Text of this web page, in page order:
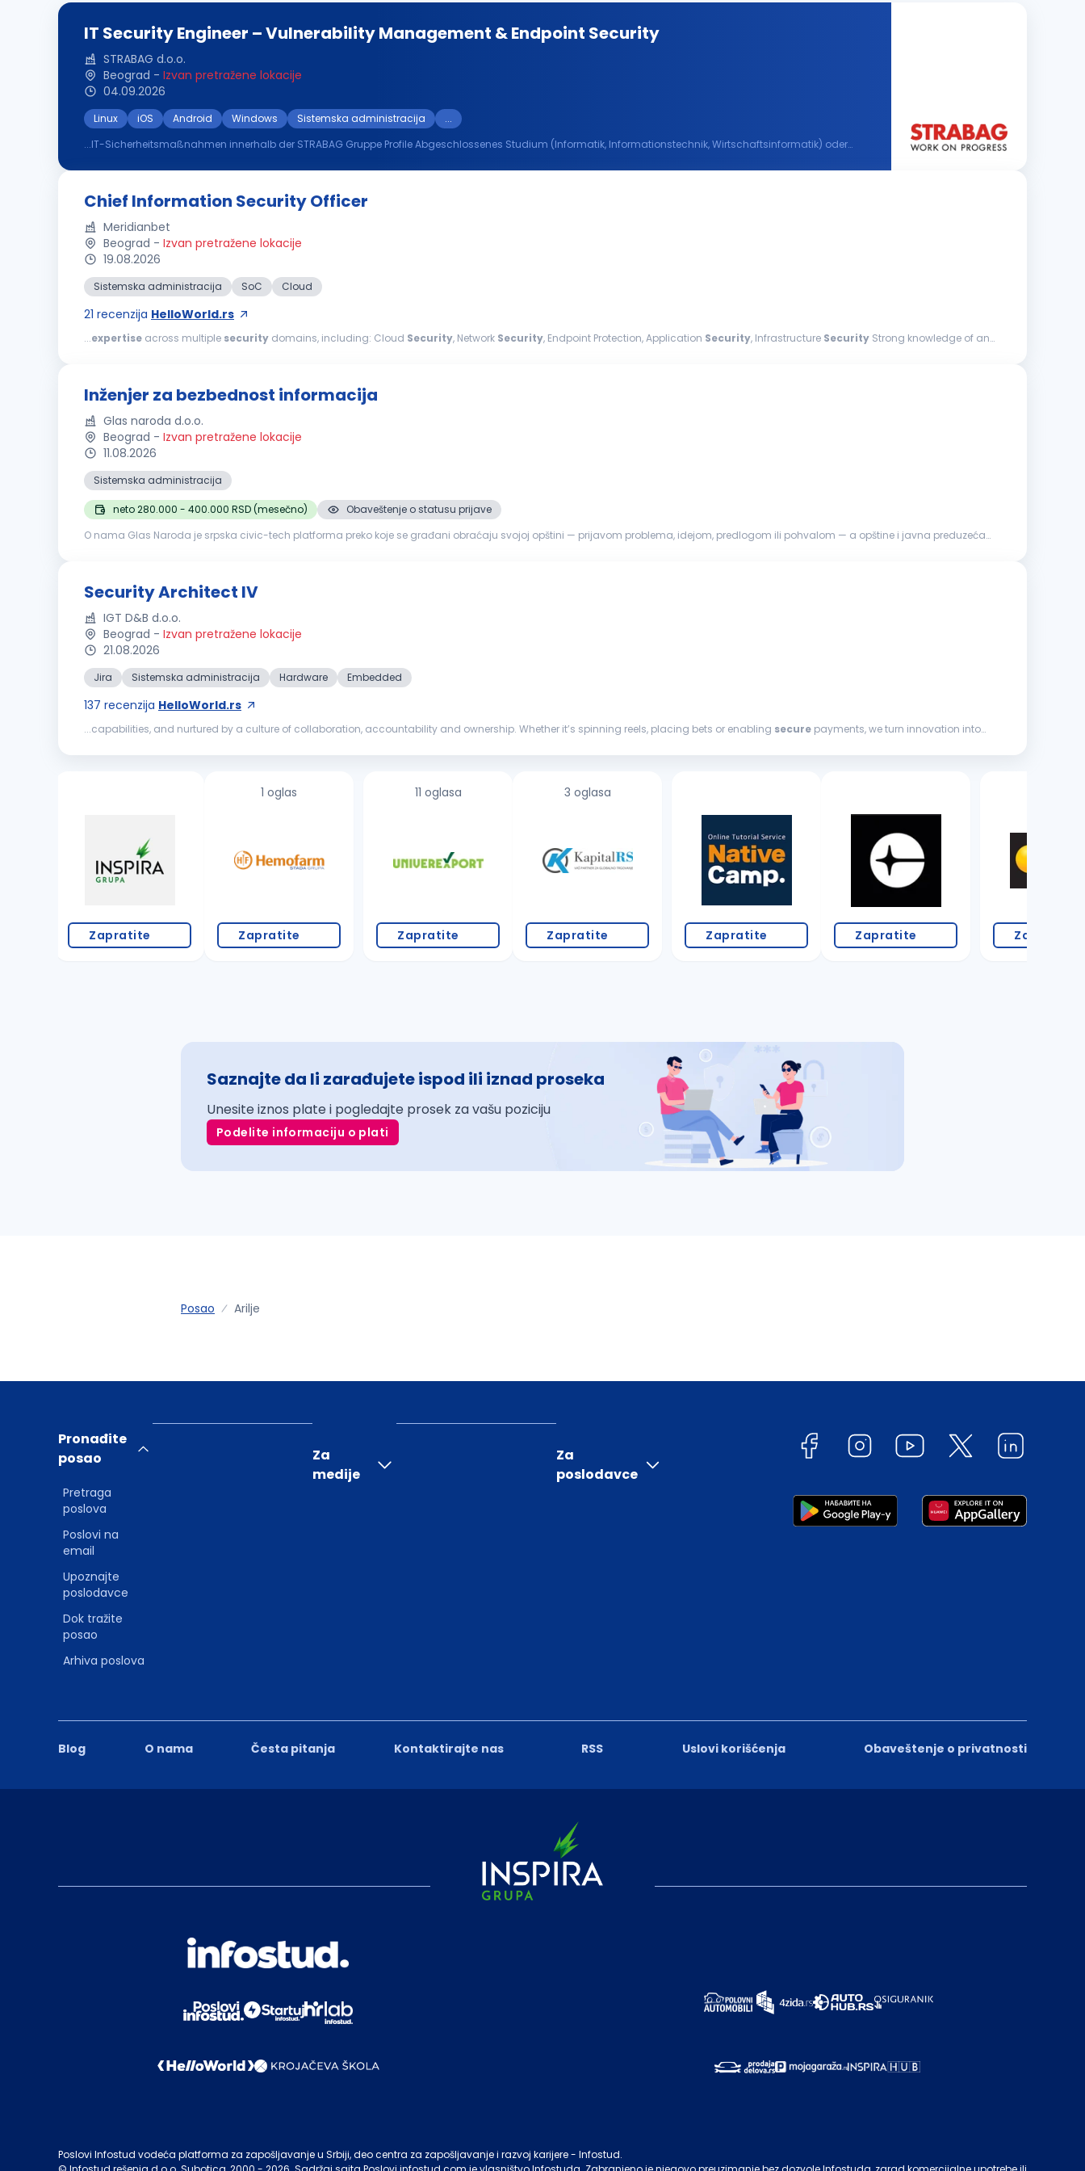
IT Security Engineer – Vulnerability Management & Endpoint Security
STRABAG d.o.o.
Beograd - Izvan pretražene lokacije
04.09.2026
Linux iOS Android Windows Sistemska administracija
...
...IT-Sicherheitsmaßnahmen innerhalb der STRABAG Gruppe Profile Abgeschlossenes Studium (Informatik, Informationstechnik, Wirtschaftsinformatik) oder
Chief Information Security Officer
Meridianbet
Beograd - Izvan pretražene lokacije
19.08.2026
Sistemska administracija SoC Cloud
21 recenzija HelloWorld.rs
...expertise across multiple security domains, including: Cloud Security, Network Security, Endpoint Protection, Application Security, Infrastructure Security Strong knowledge of and
Inženjer za bezbednost informacija
Glas naroda d.o.o.
Beograd - Izvan pretražene lokacije
11.08.2026
Sistemska administracija
neto 280.000 - 400.000 RSD (mesečno)
Obaveštenje o statusu prijave
O nama Glas Naroda je srpska civic-tech platforma preko koje se građani obraćaju svojoj opštini — prijavom problema, idejom, predlogom ili pohvalom — a opštine i javna preduzeća
Security Architect IV
IGT D&B d.o.o.
Beograd - Izvan pretražene lokacije
21.08.2026
Jira Sistemska administracija Hardware Embedded
137 recenzija HelloWorld.rs
...capabilities, and nurtured by a culture of collaboration, accountability and ownership. Whether it’s spinning reels, placing bets or enabling secure payments, we turn innovation into
Zapratite
1 oglas
Zapratite
11 oglasa
Zapratite
3 oglasa
Zapratite Zapratite Zapratite Zapratite
Saznajte da li zarađujete ispod ili iznad proseka
Unesite iznos plate i pogledajte prosek za vašu poziciju
Podelite informaciju o plati
Posao Arilje
Blog O nama Česta pitanja Kontaktirajte nas RSS Uslovi korišćenja Obaveštenje o privatnosti
Pronađite
posao
Pretraga
poslova
Poslovi na
email
Upoznajte
poslodavce
Dok tražite
posao
Arhiva poslova
Za
medije
Za
poslodavce
Poslovi Infostud vodeća platforma za zapošljavanje u Srbiji, deo centra za zapošljavanje i razvoj karijere - Infostud.